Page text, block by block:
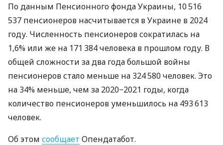
По данным Пенсионного фонда Украины, 10 516
537 пенсионеров насчитывается в Украине в 2024
году. Численность пенсионеров сократилась на
1,6% или же на 171 384 человека в прошлом году. В
общей сложности за два года большой войны
пенсионеров стало меньше на 324 580 человек. Это
на 34% меньше, чем за 2020−2021 годы, когда
количество пенсионеров уменьшилось на 493 613
человек.
Об этом сообщает Опендатабот.